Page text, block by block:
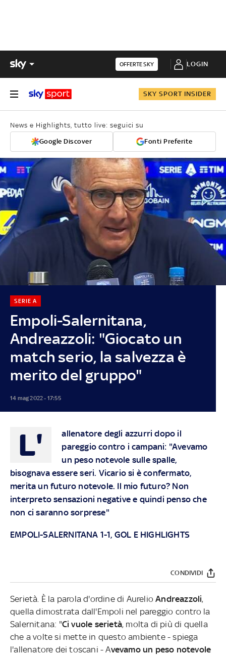
OFFERTE SKY LOGIN
SKY SPORT INSIDER
News e Highlights, tutto live: seguici su
Google Discover Fonti Preferite
Empoli-Salernitana,
Andreazzoli: "Giocato un
match serio, la salvezza è
merito del gruppo"
SERIE A
14 mag 2022 - 17:55
L'
allenatore degli azzurri dopo il
pareggio contro i campani: "Avevamo
un peso notevole sulle spalle,
bisognava essere seri. Vicario si è confermato,
merita un futuro notevole. Il mio futuro? Non
interpreto sensazioni negative e quindi penso che
non ci saranno sorprese"
EMPOLI-SALERNITANA 1-1, GOL E HIGHLIGHTS
CONDIVIDI
Serietà. È la parola d'ordine di AurelioAndreazzoli,
quella dimostrata dall'Empoli nel pareggio contro la
Salernitana: "Ci vuole serietà, molta di più di quella
che a volte si mette in questo ambiente - spiega
l'allenatore dei toscani - Avevamo un peso notevole